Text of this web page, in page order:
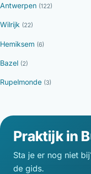
Antwerpen (122)
Wilrijk (22)
Hemiksem (6)
Bazel (2)
Rupelmonde (3)
Praktijk in
Sta je er nog niet
de gids.